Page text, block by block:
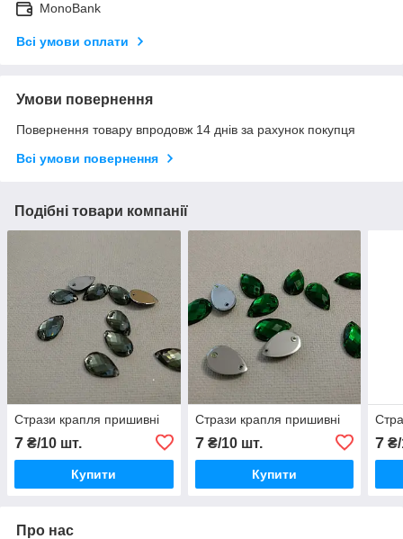
MonoBank
Всі умови оплати
Умови повернення
Повернення товару впродовж 14 днів за рахунок покупця
Всі умови повернення
Подібні товари компанії
Стрази крапля пришивні
7 ₴/10 шт.
Купити
Стрази крапля пришивні
7₴/10 шт.
Купити
7 ₴/
Про нас